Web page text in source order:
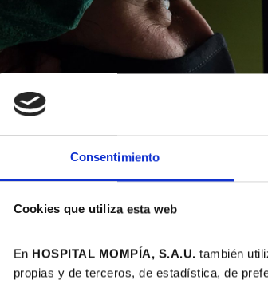
Consentimiento
Cookies que utiliza esta web
En HOSPITAL MOMPÍA, S.A.U. también
propias y de terceros, de estadística, de